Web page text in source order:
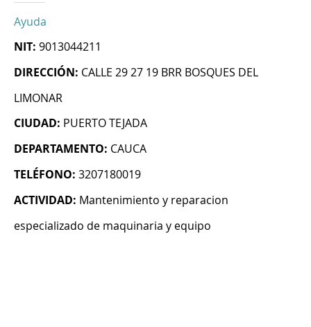
Ayuda
NIT: 9013044211
DIRECCIÓN: CALLE 29 27 19 BRR BOSQUES DEL
LIMONAR
CIUDAD: PUERTO TEJADA
DEPARTAMENTO: CAUCA
TELÉFONO: 3207180019
ACTIVIDAD: Mantenimiento y reparacion
especializado de maquinaria y equipo